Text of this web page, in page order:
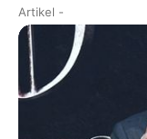
Artikel -